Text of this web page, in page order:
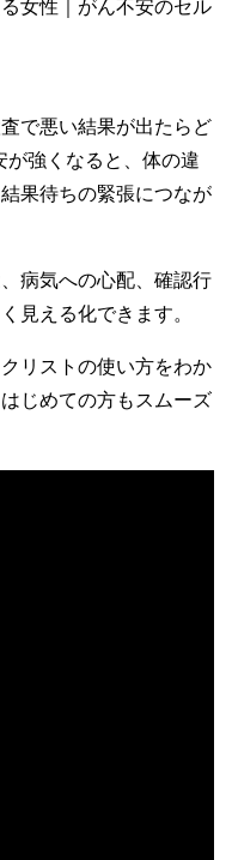
で悪い結果が出たらど
強くなると、体の違
果待ちの緊張につなが
病気への心配、確認行
見える化できます。
リストの使い方をわか
じめての方もスムーズ